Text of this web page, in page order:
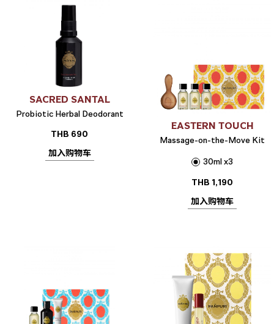
SACRED SANTAL
Probiotic Herbal Deodorant
THB 690
加入购物车
EASTERN TOUCH
Massage-on-the-Move Kit
30ml x3
THB 1,190
加入购物车